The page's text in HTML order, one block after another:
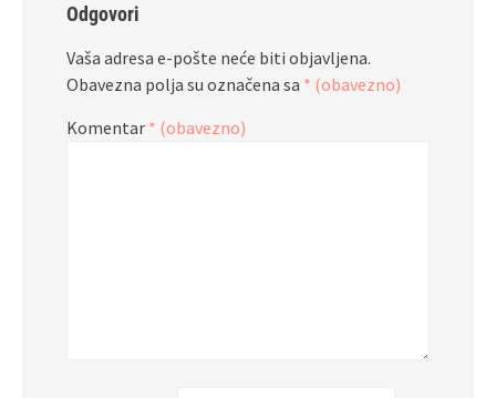
Odgovori
Vaša adresa e-pošte neće biti objavljena.
Obavezna polja su označena sa * (obavezno)
Komentar * (obavezno)